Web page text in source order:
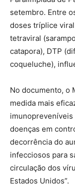
setembro. Entre
doses tríplice
tetraviral
catapora), DTP
coqueluche),
No documento, o
medida mais
doenças em
decorrência do
infecciosos para
circulação dos
Estados Unidos”.